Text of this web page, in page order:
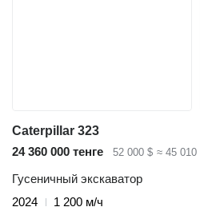
Caterpillar 323
24 360 000 тенге
52 000 $ ≈ 45 010
Гусеничный экскаватор
2024
1 200 м/ч